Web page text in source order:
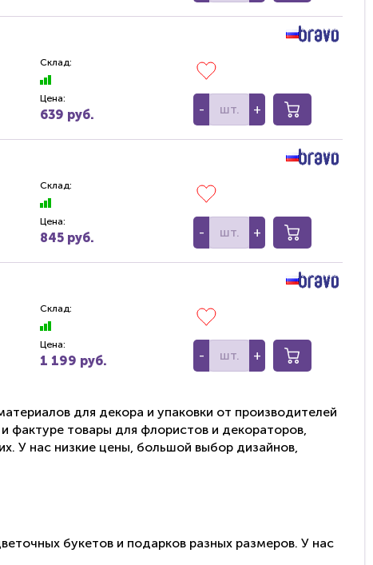
Склад:
Цена:
639 руб. - +
Склад:
Цена:
845 руб. - +
Склад:
Цена:
1 199 руб. - +
для декора и упаковки от производителей
фактуре товары для флористов и декораторов,
У нас низкие цены, большой выбор дизайнов,
букетов и подарков разных размеров. У нас